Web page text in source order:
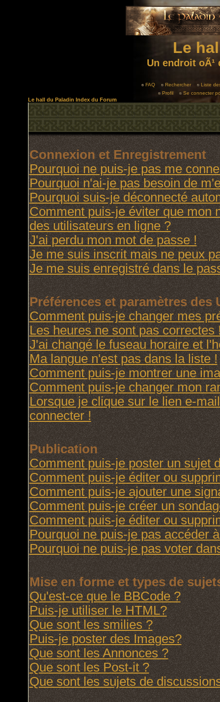
Le
Un endroit
FAQ Rechercher
Liste
Profil
Se connecter
Le hall du Paladin Index du Forum
Connexion et Enregistrement
Pourquoi ne puis-je pas me
Pourquoi n'ai-je pas besoin de
Pourquoi suis-je déconnecté
Comment puis-je éviter que mon
des utilisateurs en ligne ?
J'ai perdu mon mot de passe !
Je me suis inscrit mais ne peux
Je me suis enregistré dans le
Préférences et paramètres des
Comment puis-je changer mes
Les heures ne sont pas correctes
J'ai changé le fuseau horaire et
Ma langue n'est pas dans la liste !
Comment puis-je montrer une
Comment puis-je changer mon
Lorsque je clique sur le lien e-
connecter !
Publication
Comment puis-je poster un sujet
Comment puis-je éditer ou
Comment puis-je ajouter une
Comment puis-je créer un
Comment puis-je éditer ou
Pourquoi ne puis-je pas accéder
Pourquoi ne puis-je pas voter
Mise en forme et types de
Qu'est-ce que le BBCode ?
Puis-je utiliser le HTML?
Que sont les smilies ?
Puis-je poster des Images?
Que sont les Annonces ?
Que sont les Post-it ?
Que sont les sujets de